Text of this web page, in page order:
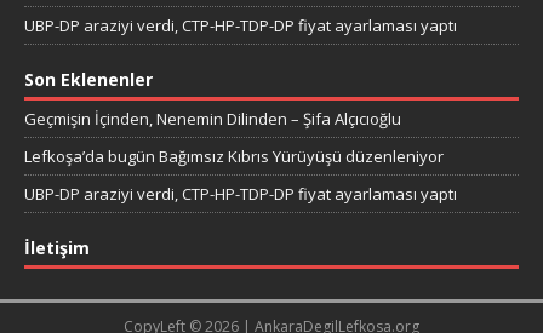
UBP-DP araziyi verdi, CTP-HP-TDP-DP fiyat ayarlaması yaptı
Son Eklenenler
Geçmişin İçinden, Nenemin Dilinden – Şifa Alçıcıoğlu
Lefkoşa’da bugün Bağımsız Kıbrıs Yürüyüşü düzenleniyor
UBP-DP araziyi verdi, CTP-HP-TDP-DP fiyat ayarlaması yaptı
İletişim
CopyLeft © 2026 | AnkaraDegilLefkosa.org